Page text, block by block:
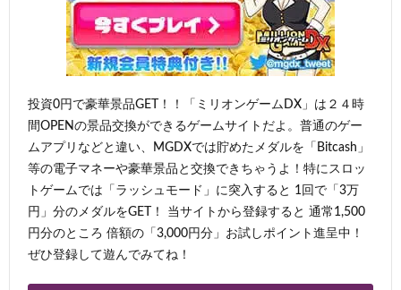
投資0円で豪華景品GET！！「ミリオンゲームDX」は２４時
間OPENの景品交換ができるゲームサイトだよ。普通のゲー
ムアプリなどと違い、MGDXでは貯めたメダルを「Bitcash」
等の電子マネーや豪華景品と交換できちゃうよ！特にスロッ
トゲームでは「ラッシュモード」に突入すると 1回で「3万
円」分のメダルをGET！ 当サイトから登録すると 通常1,500
円分のところ 倍額の「3,000円分」お試しポイント進呈中！
ぜひ登録して遊んでみてね！